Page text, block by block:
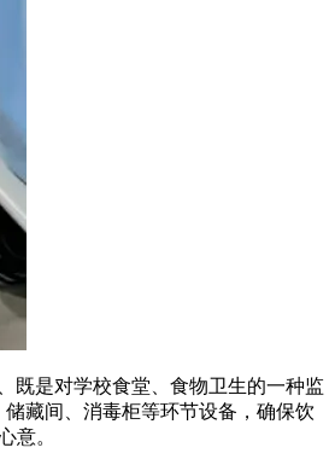
既是对学校食堂、食物卫生的一种监
藏间、消毒柜等环节设备，确保饮
意。